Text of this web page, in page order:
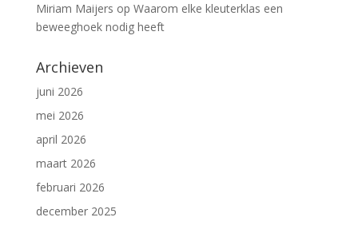
Miriam Maijers op Waarom elke kleuterklas een
beweeghoek nodig heeft
Archieven
juni 2026
mei 2026
april 2026
maart 2026
februari 2026
december 2025